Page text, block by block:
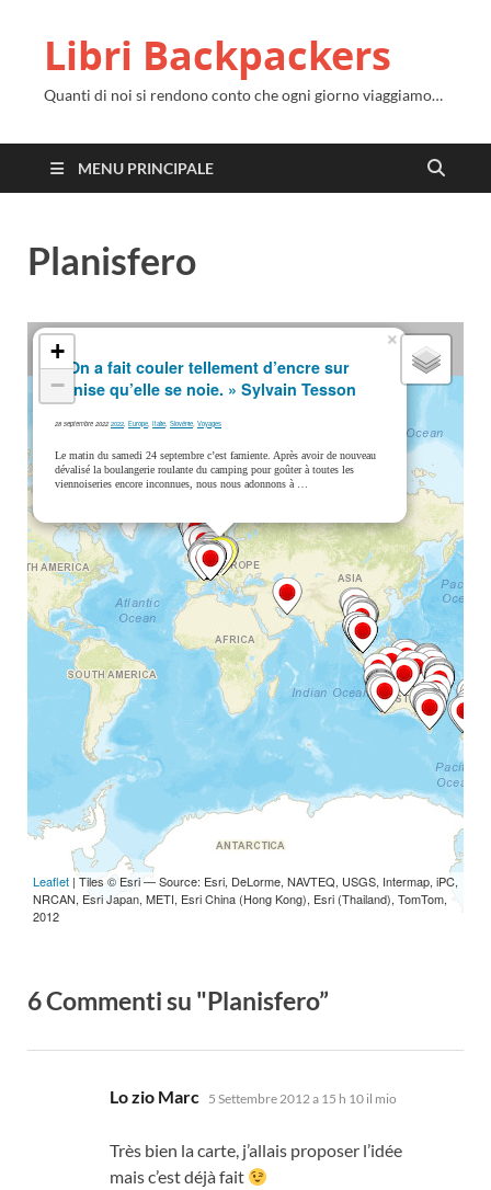
Libri Backpackers
Quanti di noi si rendono conto che ogni giorno viaggiamo…
MENU PRINCIPALE
Planisfero
6 Commenti su "Planisfero”
Lo zio Marc dice:
5 Settembre 2012 a 15 h 10 il mio
Très bien la carte, j’allais proposer l’idée
mais c’est déjà fait